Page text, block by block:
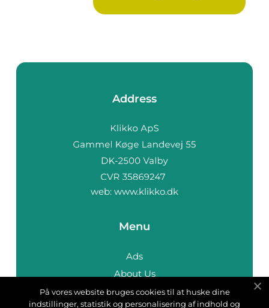
Address
web: www.klikko.dk
Menu
Ads
About Us
Cookies
På vores website bruges cookies til at huske dine
indstillinger, statistik og personalisering af indhold og